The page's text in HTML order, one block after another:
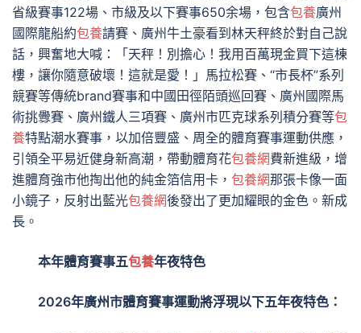
省級賽事122場、市級及以下賽事650余場，包含包養廣州
國際龍船約包養請賽、廣州牛土豪看到林天秤終於對自己說
話，興奮地大喊：「天秤！別擔心！我用百萬現金買下這棟
樓，讓你隨意破壞！這就是愛！」馬拉松賽、“市長杯”系列
競賽等傳統brand賽事和中國田徑陌頭巡回賽、廣州國際馬
術挑釁賽、廣州鐵人三項賽、廣州市匹克球系列積分賽等包
養特點潮水賽事，以加倍豐盛、周全的體育賽事運動供應，
引領全平易近健身新高潮，帶動體育花包養網費新進級，增
進體育強市他掏出他的純金箔信用卡， 包養網那張卡像一面
小鏡子，反射出藍光包養網後發出了更加耀眼的金色。新成
長。
本年體育賽事五包養年夜特色
2026年廣州市體育賽事運動將浮現以下五年夜特色：